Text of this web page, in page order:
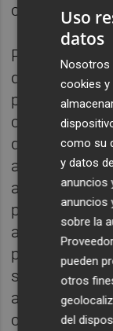
como sucede
Pregunto a
que, de tan
presidente:
cuando abre
que es un
asegura
asumir que
poder y que
argentinos
paciencia. A
sobre el
análisis y de
como a Don
Uso
datos
Nosotros
cookies y
como su
y datos
anuncios
anuncios
sobre la
pueden
otros
del